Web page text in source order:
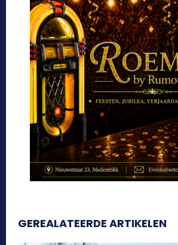
GEREALATEERDE ARTIKELEN